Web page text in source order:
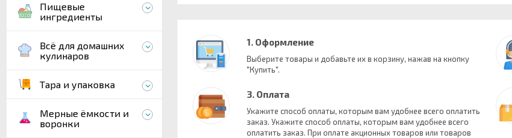
Пищевые
ингредиенты
Всё для домашних
кулинаров
Тара и упаковка
Мерные ёмкости и
воронки
1. Оформление
Выберите товары и добавьте их в корзину, нажав на кнопку
"Купить".
3. Оплата
Укажите способ оплаты, которым вам удобнее всего оплатить
заказ. Укажите способ оплаты, которым вам удобнее всего
оплатить заказ. При оплате акционных товаров или товаров